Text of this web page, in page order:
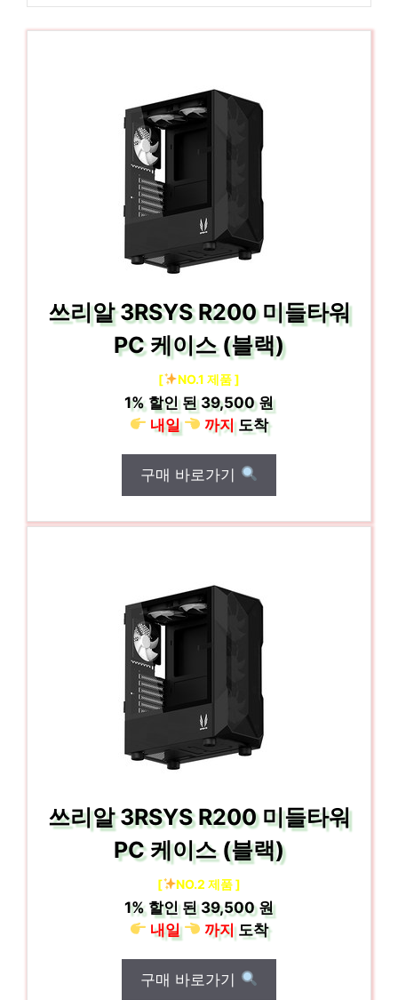
쓰리알 3RSYS R200 미들타워
PC 케이스 (블랙)
[ NO.1 제품 ]
1% 할인 된39,500 원
내일
까지도착
구매 바로가기
쓰리알 3RSYS R200 미들타워
PC 케이스 (블랙)
[ NO.2 제품 ]
1% 할인 된39,500 원
내일
까지도착
구매 바로가기